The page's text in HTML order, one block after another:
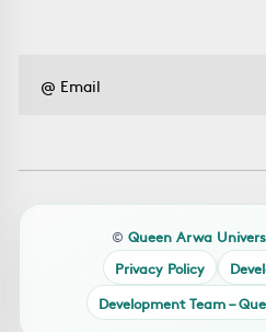
© Queen Arwa
Privacy Policy
Development Team –